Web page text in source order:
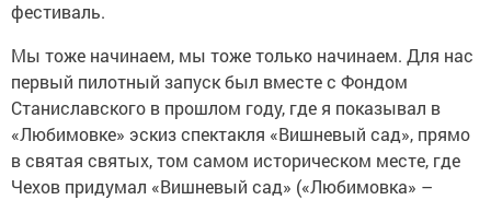
фестиваль.
Мы тоже начинаем, мы тоже только начинаем. Для нас
первый пилотный запуск был вместе с Фондом
Станиславского в прошлом году, где я показывал в
«Любимовке» эскиз спектакля «Вишневый сад», прямо
в святая святых, том самом историческом месте, где
Чехов придумал «Вишневый сад» («Любимовка» –